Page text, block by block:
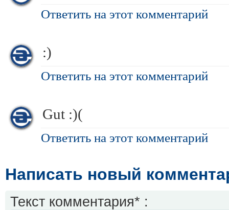
Ответить на этот комментарий
:)
Ответить на этот комментарий
Gut :)(
Ответить на этот комментарий
Написать новый
Текст комментария* :